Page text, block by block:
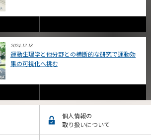
2024.12.18
運動生理学と他分野との横断的な研究で運動効
果の可視化へ挑む
個人情報の
取り扱いについて